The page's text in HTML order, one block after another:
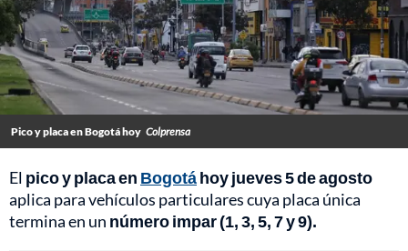
Pico y placa en Bogotá hoy Colprensa
El pico y placa en Bogotáhoy jueves 5 de agosto
aplica para vehículos particulares cuya placa única
termina en un número impar (1, 3, 5, 7 y 9).